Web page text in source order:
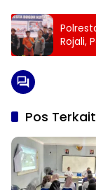
Rojali,
Pos Terkait